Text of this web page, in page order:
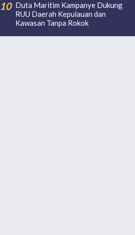
Duta Maritim Kampanye Dukung
RUU Daerah Kepulauan dan
Kawasan Tanpa Rokok